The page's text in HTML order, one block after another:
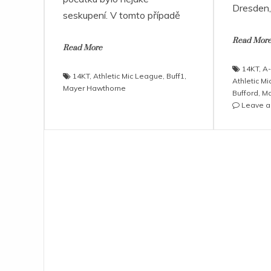
seskupení. V tomto případě
Read More
14KT, Athletic Mic League, Buff1,
Mayer Hawthorne
Read More
14KT,
Athletic
Bufford
Leave